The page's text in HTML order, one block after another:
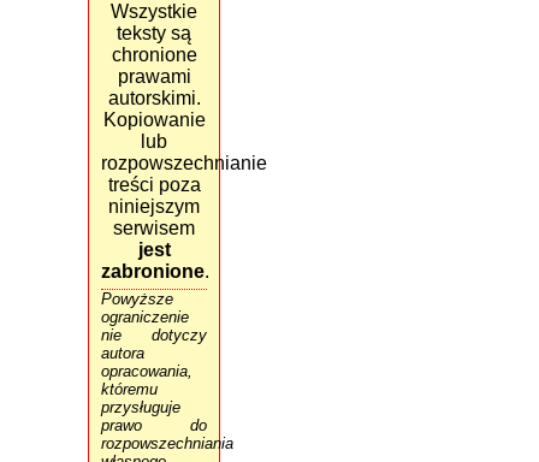
Wszystkie
teksty są
chronione
prawami
autorskimi.
Kopiowanie
lub
rozpowszechnianie
treści poza
niniejszym
serwisem
jest
zabronione.
Powyższe
ograniczenie
nie dotyczy
autora
opracowania,
któremu
przysługuje
prawo do
rozpowszechniania